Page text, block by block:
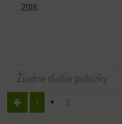
2018
Žiadne ďalšie položky
1 2